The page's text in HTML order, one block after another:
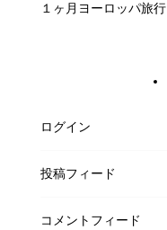
１ヶ月ヨーロッパ旅行
ログイン
投稿フィード
コメントフィード